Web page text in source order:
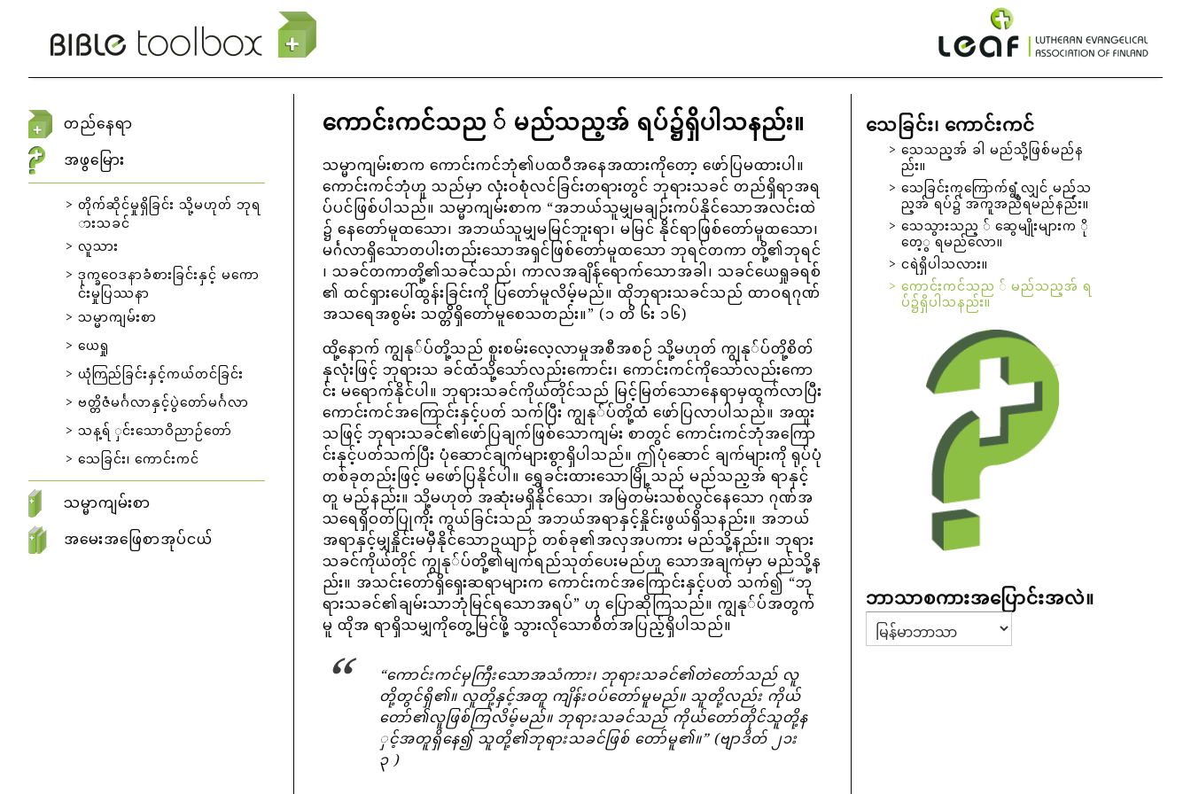
ကောင်းကင်သည ် မည်သည့အ် ရပ်၌ရှိပါသနည်း။
သမ္မာကျမ်းစာက ကောင်းကင်ဘုံ၏ပထဝီအနေအထားကိုတော့ ဖော်ပြမထားပါ။
ကောင်းကင်ဘုံဟူ သည်မှာ လုံးဝစုံလင်ခြင်းတရားတွင် ဘုရားသခင် တည်ရှိရာအရ
ပ်ပင်ဖြစ်ပါသည်။ သမ္မာကျမ်းစာက “အဘယ်သူမျှမချဉ်းကပ်နိုင်သောအလင်းထဲ
၌ နေတော်မူထသော၊ အဘယ်သူမျှမမြင်ဘူးရာ၊ မမြင် နိုင်ရာဖြစ်တော်မူထသော၊
မင်္ဂလာရှိသောတပါးတည်းသောအရှင်ဖြစ်တော်မူထသော ဘုရင်တကာ တို့၏ဘုရင်
၊ သခင်တကာတို့၏သခင်သည်၊ ကာလအချိန်ရောက်သောအခါ၊ သခင်ယေရှုခရစ်
၏ ထင်ရှားပေါ်ထွန်းခြင်းကို ပြတော်မူလိမ့်မည်။ ထိုဘုရားသခင်သည် ထာဝရဂုဏ်
အသရေအစွမ်း သတ္တိရှိတော်မူစေသတည်း။” (၁ တိ ၆း ၁၆)
ထို့နောက် ကျွနု်ပ်တို့သည် စူးစမ်းလေ့လာမှုအစီအစဉ် သို့မဟုတ် ကျွနု်ပ်တို့စိတ်
နှလုံးဖြင့် ဘုရားသ ခင်ထံသို့သော်လည်းကောင်း၊ ကောင်းကင်ကိုသော်လည်းကော
င်း မရောက်နိုင်ပါ။ ဘုရားသခင်ကိုယ်တိုင်သည် မြင့်မြတ်သောနေရာမှထွက်လာပြီး
ကောင်းကင်အကြောင်းနှင့်ပတ် သက်ပြီး ကျွနု်ပ်တို့ထံ ဖော်ပြလာပါသည်။ အထူး
သဖြင့် ဘုရားသခင်၏ဖော်ပြချက်ဖြစ်သောကျမ်း စာတွင် ကောင်းကင်ဘုံအကြော
င်းနှင့်ပတ်သက်ပြီး ပုံဆောင်ချက်များစွာရှိပါသည်။ ဤပုံဆောင် ချက်များကို ရုပ်ပုံ
တစ်ခုတည်းဖြင့် မဖော်ပြနိုင်ပါ။ ရွှေခင်းထားသောမြို့သည် မည်သည့အ် ရာနှင့်
တူ မည်နည်း။ သို့မဟုတ် အဆုံးမရှိနိုင်သော၊ အမြဲတမ်းသစ်လွင်နေသော ဂုဏ်အ
သရေရှိဝတ်ပြုကိုး ကွယ်ခြင်းသည် အဘယ်အရာနှင့်နှိုင်းဖွယ်ရှိသနည်း။ အဘယ်
အရာနှင့်မျှနှိုင်းမမှီနိုင်သောဥယျာဉ် တစ်ခု၏အလှအပကား မည်သို့နည်း။ ဘုရား
သခင်ကိုယ်တိုင် ကျွနု်ပ်တို့၏မျက်ရည်သုတ်ပေးမည်ဟူ သောအချက်မှာ မည်သို့န
ည်း။ အသင်းတော်ရှိရှေးဆရာများက ကောင်းကင်အကြောင်းနှင့်ပတ် သက်၍ “ဘု
ရားသခင်၏ချမ်းသာဘုံမြင်ရသောအရပ်” ဟု ပြောဆိုကြသည်။ ကျွနု်ပ်အတွက်
မူ ထိုအ ရာရှိသမျှကိုတွေ့မြင်ဖို့ သွားလိုသောစိတ်အပြည့်ရှိပါသည်။
“ကောင်းကင်မှကြီးသောအသံကား၊ ဘုရားသခင်၏တဲတော်သည် လူ
တို့တွင်ရှိ၏။ လူတို့နှင့်အတူ ကျိန်းဝပ်တော်မူမည်။ သူတို့လည်း ကိုယ်
တော်၏လူဖြစ်ကြလိမ့်မည်။ ဘုရားသခင်သည် ကိုယ်တော်တိုင်သူတို့န
ှင့်အတူရှိနေ၍ သူတို့၏ဘုရားသခင်ဖြစ် တော်မူ၏။” (ဗျာဒိတ် ၂၁း
၃ )
သေခြင်း၊ ကောင်းကင်
သေသည့အ် ခါ မည်သို့ဖြစ်မည်န
ည်း။
သေခြင်းကုကြောက်ရွံ့လျှင် မည်သ
ည့အ် ရပ်၌ အကူအညီရမည်နည်း။
သေသွားသည့ ် ဆွေမျိုးများက ို
တေ့ွ ရမည်လော။
ငရဲရှိပါသလား။
ကောင်းကင်သည ် မည်သည့အ် ရ
ပ်၌ရှိပါသနည်း။
ဘာသာစကားအပြောင်းအလဲ။
တည်နေရာ
အဖွမြေား
တိုက်ဆိုင်မှုရှိခြင်း သို့မဟုတ် ဘုရ
ားသခင်
လူသား
ဒုက္ခဝေဒနာခံစားခြင်းနှင့် မကော
င်းမှုပြဿနာ
သမ္မာကျမ်းစာ
ယေရှု
ယုံကြည်ခြင်းနှင့်ကယ်တင်ခြင်း
ဗတ္တိဇံမင်္ဂလာနှင့်ပွဲတော်မင်္ဂလာ
သန့ရ် ှင်းသောဝိညာဉ်တော်
သေခြင်း၊ ကောင်းကင်
သမ္မာကျမ်းစာ
အမေးအဖြေစာအုပ်ငယ်